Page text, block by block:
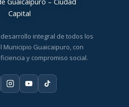
integral de todos los
Municipio Guaicaipuro, con
y compromiso social.